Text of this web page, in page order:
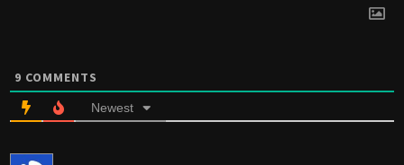
9 COMMENTS
Newest